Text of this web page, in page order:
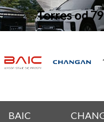
Torres od
BAIC